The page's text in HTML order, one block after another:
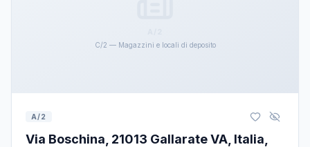
C/2 — Magazzini e locali di deposito
A/2
Via Boschina, 21013 Gallarate VA, Italia,